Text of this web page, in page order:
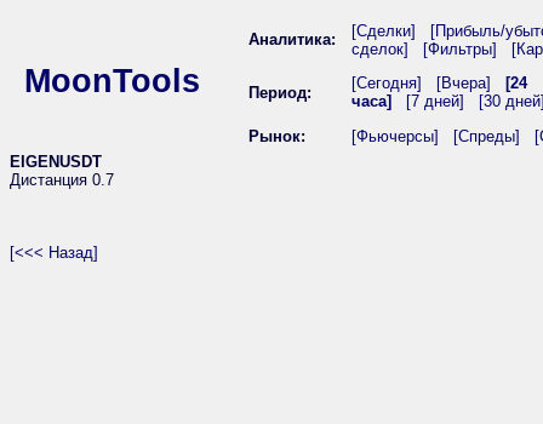
MoonTools
Аналитика: [Сделки]
[Прибыль/
сделок]
[Фильтры]
Период:
[Сегодня] [Вчера]
[24
часа]
[7 дней]
[30
Рынок:
[Фьючерсы] [Спреды]
EIGENUSDT
Дистанция 0.7
[<<< Назад]